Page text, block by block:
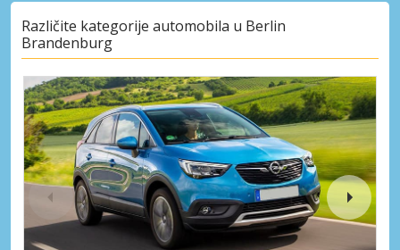
Različite kategorije automobila u Berlin
Brandenburg